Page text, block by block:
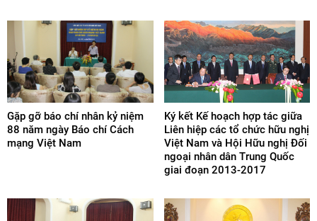
Gặp gỡ báo chí nhân kỷ niệm
88 năm ngày Báo chí Cách
mạng Việt Nam
Ký kết Kế hoạch hợp tác giữa
Liên hiệp các tổ chức hữu nghị
Việt Nam và Hội Hữu nghị Đối
ngoại nhân dân Trung Quốc
giai đoạn 2013-2017